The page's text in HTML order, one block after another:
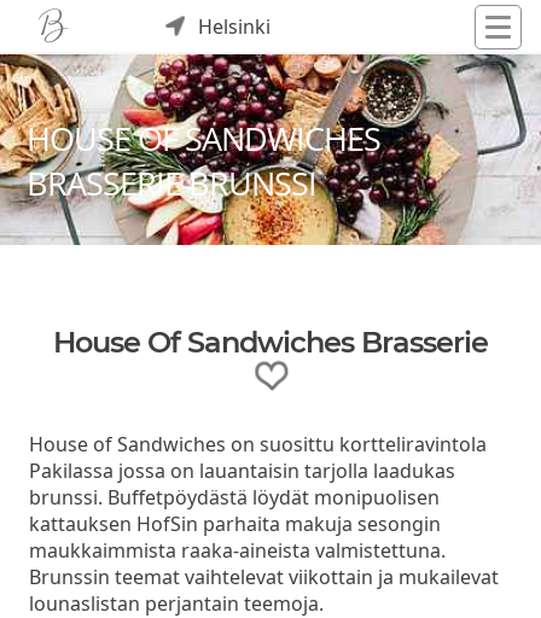
Helsinki
HOUSE OF SANDWICHES
BRASSERIE BRUNSSI
House Of Sandwiches Brasserie
House of Sandwiches on suosittu kortteliravintola
Pakilassa jossa on lauantaisin tarjolla laadukas
brunssi. Buffetpöydästä löydät monipuolisen
kattauksen HofSin parhaita makuja sesongin
maukkaimmista raaka-aineista valmistettuna.
Brunssin teemat vaihtelevat viikottain ja mukailevat
lounaslistan perjantain teemoja.